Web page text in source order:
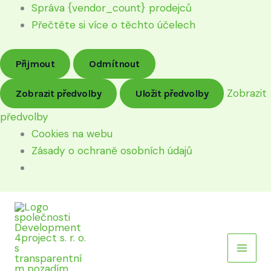
Správa {vendor_count} prodejců
Přečtěte si více o těchto účelech
Přijmout Odmítnout
Zobrazit předvolby Uložit předvolby
Zobrazit
předvolby
Cookies na webu
Zásady o ochraně osobních údajů